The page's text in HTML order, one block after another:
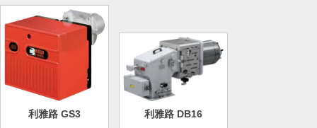
利雅路 GS3 利雅路 DB16